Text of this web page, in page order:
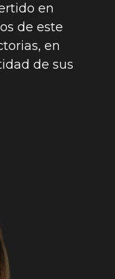
en
de este
en
de sus